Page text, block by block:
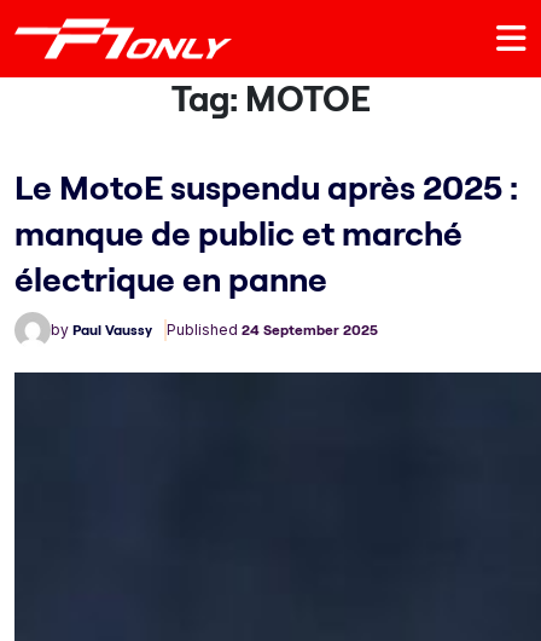
Tag: MOTOE
Le MotoE suspendu après 2025 :
manque de public et marché
électrique en panne
by Paul Vaussy Published 24 September 2025